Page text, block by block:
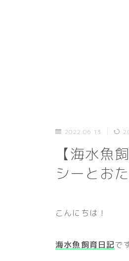
2022.06.13
【海水魚
シーとお
こんにちは！
海水魚飼育日記で